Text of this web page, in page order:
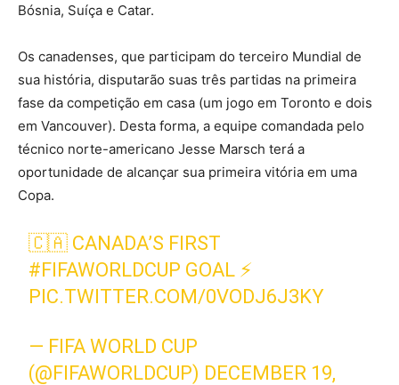
Bósnia, Suíça e Catar.
Os canadenses, que participam do terceiro Mundial de
sua história, disputarão suas três partidas na primeira
fase da competição em casa (um jogo em Toronto e dois
em Vancouver). Desta forma, a equipe comandada pelo
técnico norte-americano Jesse Marsch terá a
oportunidade de alcançar sua primeira vitória em uma
Copa.
🇨🇦 CANADA’S FIRST
#FIFAWORLDCUP GOAL ⚡
PIC.TWITTER.COM/0VODJ6J3KY
— FIFA WORLD CUP
(@FIFAWORLDCUP) DECEMBER 19,